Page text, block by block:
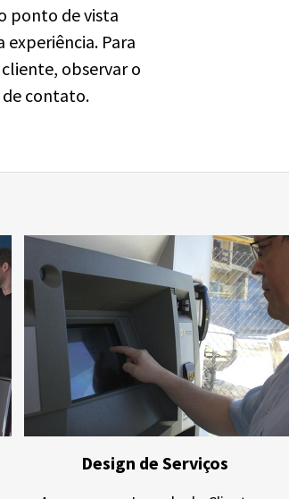
ponto de vista
experiência. Para
observar o
de contato.
Design de Serviços